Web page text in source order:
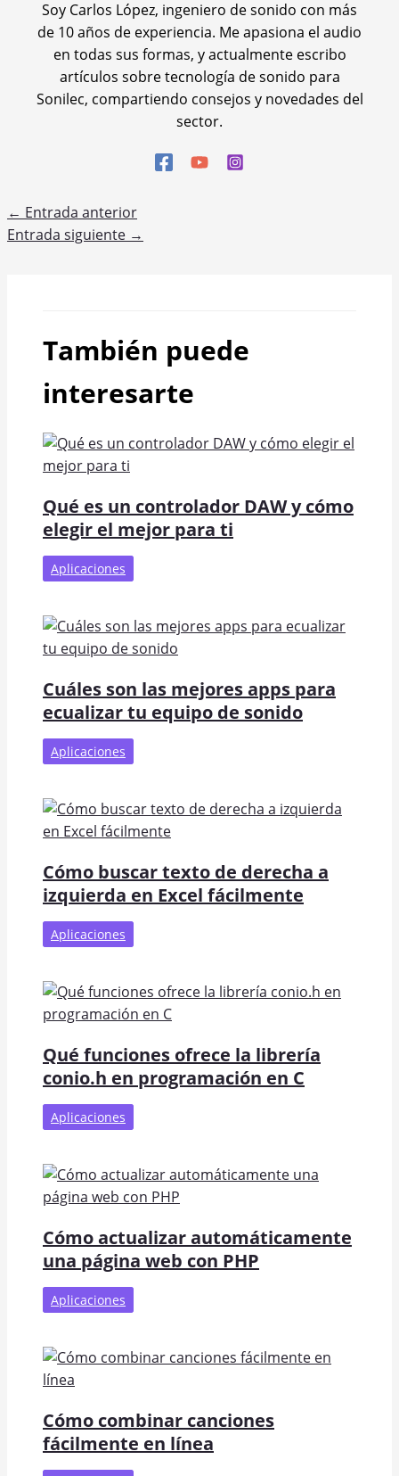
Soy Carlos López, ingeniero de sonido con más
de 10 años de experiencia. Me apasiona el audio
en todas sus formas, y actualmente escribo
artículos sobre tecnología de sonido para
Sonilec, compartiendo consejos y novedades del
sector.
← Entrada anterior
Entrada siguiente →
También puede
interesarte
Qué es un controlador DAW y cómo
elegir el mejor para ti
Aplicaciones
Cuáles son las mejores apps para
ecualizar tu equipo de sonido
Aplicaciones
Cómo buscar texto de derecha a
izquierda en Excel fácilmente
Aplicaciones
Qué funciones ofrece la librería
conio.h en programación en C
Aplicaciones
Cómo actualizar automáticamente
una página web con PHP
Aplicaciones
Cómo combinar canciones
fácilmente en línea